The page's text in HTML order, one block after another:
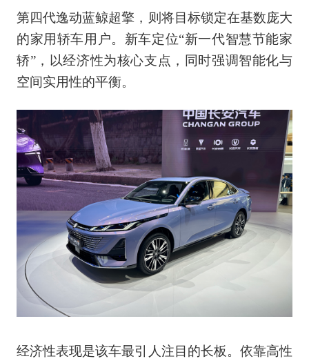
第四代逸动蓝鲸超擎，则将目标锁定在基数庞大
的家用轿车用户。新车定位“新一代智慧节能家
轿”，以经济性为核心支点，同时强调智能化与
空间实用性的平衡。
经济性表现是该车最引人注目的长板。依靠高性